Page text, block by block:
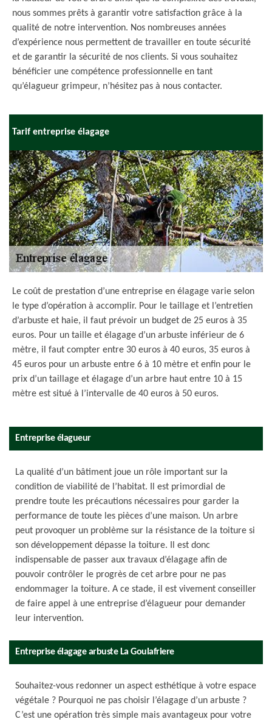
nous sommes prêts à garantir votre satisfaction grâce à la
qualité de notre intervention. Nos nombreuses années
d’expérience nous permettent de travailler en toute sécurité
et de garantir la sécurité de nos clients. Si vous souhaitez
bénéficier une compétence professionnelle en tant
qu’élagueur grimpeur, n’hésitez pas à nous contacter.
Tarif entreprise élagage
Le coût de prestation d’une entreprise en élagage varie selon
le type d’opération à accomplir. Pour le taillage et l’entretien
d’arbuste et haie, il faut prévoir un budget de 25 euros à 35
euros. Pour un taille et élagage d’un arbuste inférieur de 6
mètre, il faut compter entre 30 euros à 40 euros, 35 euros à
45 euros pour un arbuste entre 6 à 10 mètre et enfin pour le
prix d’un taillage et élagage d’un arbre haut entre 10 à 15
mètre est situé à l’intervalle de 40 euros à 50 euros.
Entreprise élagueur
La qualité d’un bâtiment joue un rôle important sur la
condition de viabilité de l’habitat. Il est primordial de
prendre toute les précautions nécessaires pour garder la
performance de toute les pièces d’une maison. Un arbre
peut provoquer un problème sur la résistance de la toiture si
son développement dépasse la toiture. Il est donc
indispensable de passer aux travaux d’élagage afin de
pouvoir contrôler le progrès de cet arbre pour ne pas
endommager la toiture. A ce stade, il est vivement conseiller
de faire appel à une entreprise d’élagueur pour demander
leur intervention.
Entreprise élagage arbuste La Goulafriere
Souhaitez-vous redonner un aspect esthétique à votre espace
végétale ? Pourquoi ne pas choisir l’élagage d’un arbuste ?
C’est une opération très simple mais avantageux pour votre